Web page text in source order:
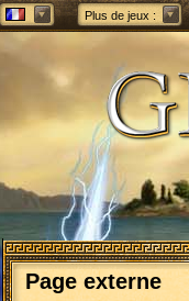
Plus de jeux :
Page externe